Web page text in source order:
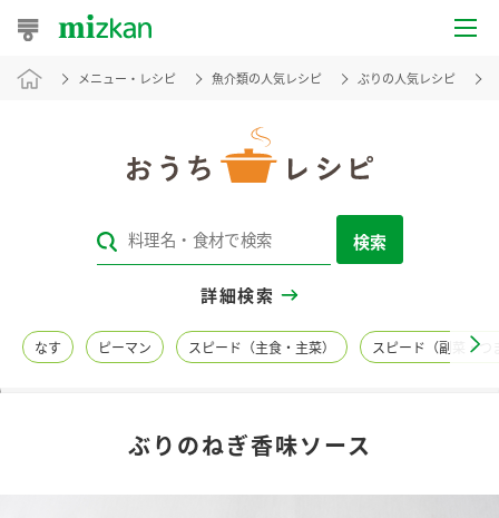
おうちレシピ
レシピカテゴリ一覧
レシピ名特集
商品情報
メニュー・レシピ 魚介類の人気レシピ ぶりの人気レシピ
検索
詳細検索
なす ピーマン スピード（主食・主菜） スピード（副菜・つ
ぶりのねぎ香味ソース